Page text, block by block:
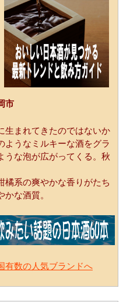
市
生まれてきたのではないか
ようなミルキーな酒をグラ
うな泡が広がってくる。秋
橘系の爽やかな香りがたち
な酒質。
有数の人気ブランドへ